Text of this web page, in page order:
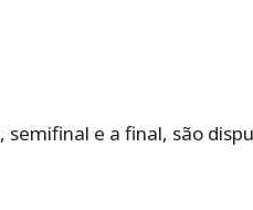
e a final, são